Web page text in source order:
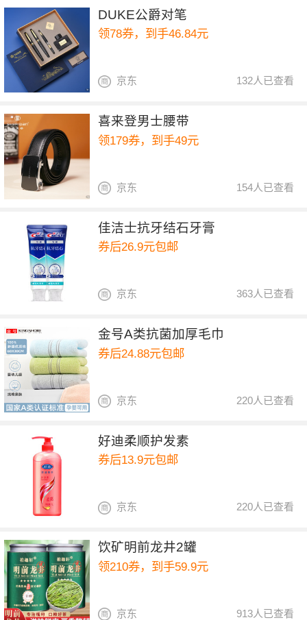
DUKE公爵对笔
领78券，到手46.84元
132人已查看
京东
喜来登男士腰带
领179券，到手49元
154人已查看
京东
佳洁士抗牙结石牙膏
券后26.9元包邮
363人已查看
京东
金号A类抗菌加厚毛巾
券后24.88元包邮
220人已查看
京东
好迪柔顺护发素
券后13.9元包邮
220人已查看
京东
饮矿明前龙井2罐
领210券，到手59.9元
913人已查看
京东